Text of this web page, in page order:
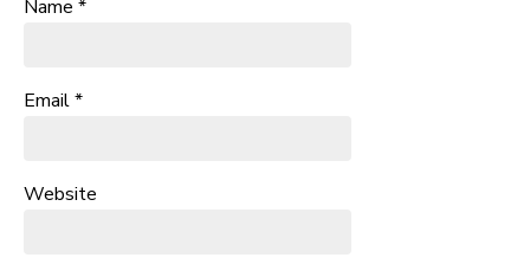
Name *
Email*
Website